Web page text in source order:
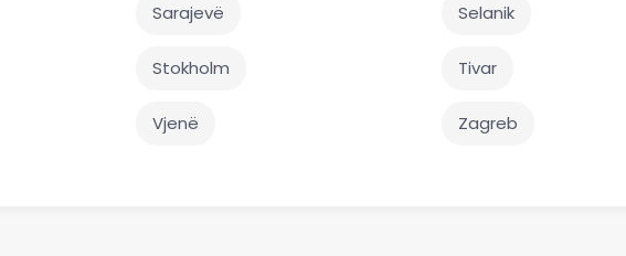
Sarajevë Selanik
Stokholm Tivar
Vjenë Zagreb